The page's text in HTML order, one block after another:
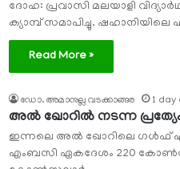
ദോഹ: പ്രവാസി മലയാളി
ക്യാമ്പ് സമാപിച്ചു. ഷഹാനിയിലെ
Read More »
ഡോ. അമാനുല്ല വടക്കാങ്ങര 1 day
അല്‍ ഖോറില്‍ നടന്ന
ഇന്നലെ അല്‍ ഖോറിലെ ഗള്‍ഫ്
എംബസി ഏകദേശം 220